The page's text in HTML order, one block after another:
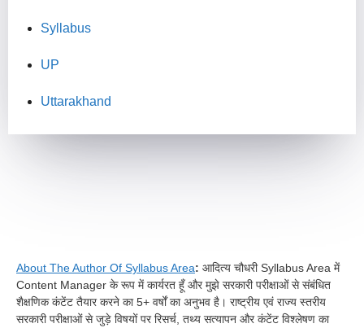
Syllabus
UP
Uttarakhand
About The Author Of Syllabus Area: आदित्य चौधरी Syllabus Area में
Content Manager के रूप में कार्यरत हूँ और मुझे सरकारी परीक्षाओं से संबंधित
शैक्षणिक कंटेंट तैयार करने का 5+ वर्षों का अनुभव है। राष्ट्रीय एवं राज्य स्तरीय
सरकारी परीक्षाओं से जुड़े विषयों पर रिसर्च, तथ्य सत्यापन और कंटेंट विश्लेषण का